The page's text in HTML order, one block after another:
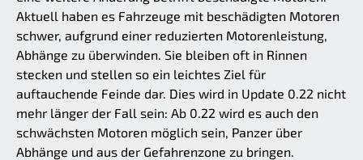
Aktuell haben es Fahrzeuge mit beschädigten Motoren
schwer, aufgrund einer reduzierten Motorenleistung,
Abhänge zu überwinden. Sie bleiben oft in Rinnen
stecken und stellen so ein leichtes Ziel für
auftauchende Feinde dar. Dies wird in Update 0.22 nicht
mehr länger der Fall sein: Ab 0.22 wird es auch den
schwächsten Motoren möglich sein, Panzer über
Abhänge und aus der Gefahrenzone zu bringen.